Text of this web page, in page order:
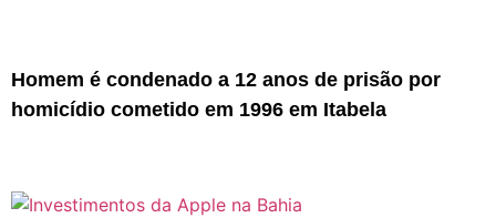
Homem é condenado a 12 anos de prisão por
homicídio cometido em 1996 em Itabela